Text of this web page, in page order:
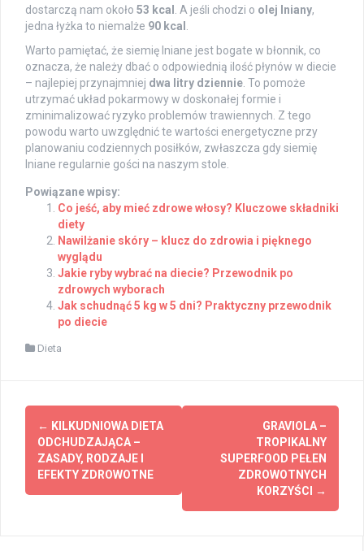
dostarczą nam około 53 kcal . A jeśli chodzi o olej lniany,
jedna łyżka to niemalże 90 kcal
Warto pamiętać, że siemię lniane jest bogate w błonnik, co
oznacza, że należy dbać o odpowiednią ilość płynów w diecie
– najlepiej przynajmniej dwa litry dziennie . To pomoże
utrzymać układ pokarmowy w doskonałej formie i
zminimalizować ryzyko problemów trawiennych. Z tego
powodu warto uwzględnić te wartości energetyczne przy
planowaniu codziennych posiłków, zwłaszcza gdy siemię
lniane regularnie gości na naszym stole.
Powiązane wpisy:
Co jeść, aby mieć zdrowe włosy? Kluczowe składniki
diety
Nawilżanie skóry – klucz do zdrowia i pięknego
wyglądu
Jakie ryby wybrać na diecie? Przewodnik po
zdrowych wyborach
Jak schudnąć 5 kg w 5 dni? Praktyczny przewodnik
po diecie
Dieta
Post
navigation
← KILKUDNIOWA DIETA
ODCHUDZAJĄCA –
ZASADY, RODZAJE I
EFEKTY ZDROWOTNE
GRAVIOLA –
TROPIKALNY
SUPERFOOD PEŁEN
ZDROWOTNYCH
KORZYŚCI
→